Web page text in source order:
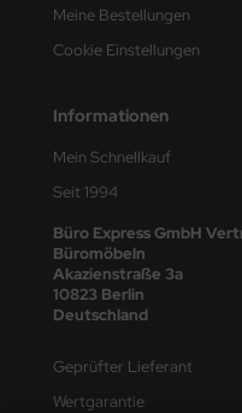
Meine Bestellungen
Cookie Einstellungen
Informationen
Mein Schnellkauf
Seit 1994
Büro Express GmbH
Büromöbeln
Akazienstraße 3a
10823 Berlin
Deutschland
Geprüfter Lieferant
Wertgarantie
Castell